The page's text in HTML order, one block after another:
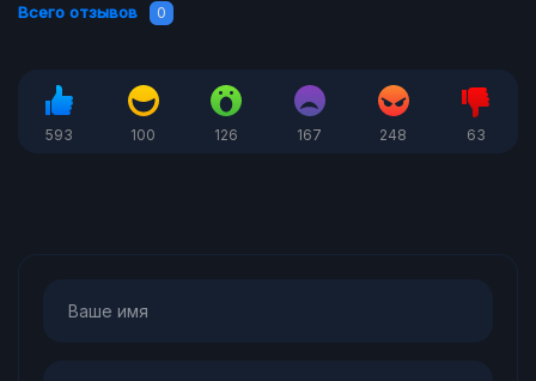
Всего отзывов 0
593 100 126 167 248 63